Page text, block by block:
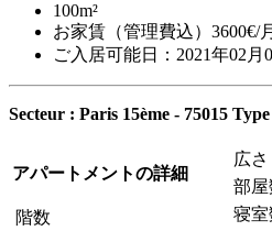
100m²
お家賃（管理費込）3600€/月
ご入居可能日：2021年02月
Secteur : Paris 15ème - 75015 Type
アパートメントの詳細
階数
広さ
部屋
寝室